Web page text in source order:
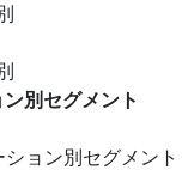
別セグメント
ョン別セグメント